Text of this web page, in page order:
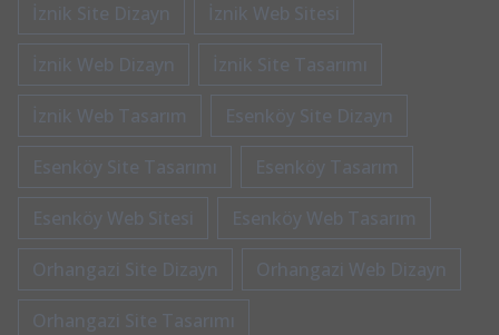
İznik Site Dizayn İznik Web Sitesi
İznik Web Dizayn İznik Site Tasarımı
İznik Web Tasarım Esenköy Site Dizayn
Esenköy Site Tasarımı Esenköy Tasarım
Esenköy Web Sitesi Esenköy Web Tasarım
Orhangazi Site Dizayn Orhangazi Web Dizayn
Orhangazi Site Tasarımı